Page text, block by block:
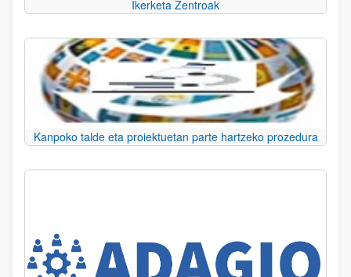
Ikerketa Zentroak
Kanpoko talde eta proiektuetan parte hartzeko prozedura